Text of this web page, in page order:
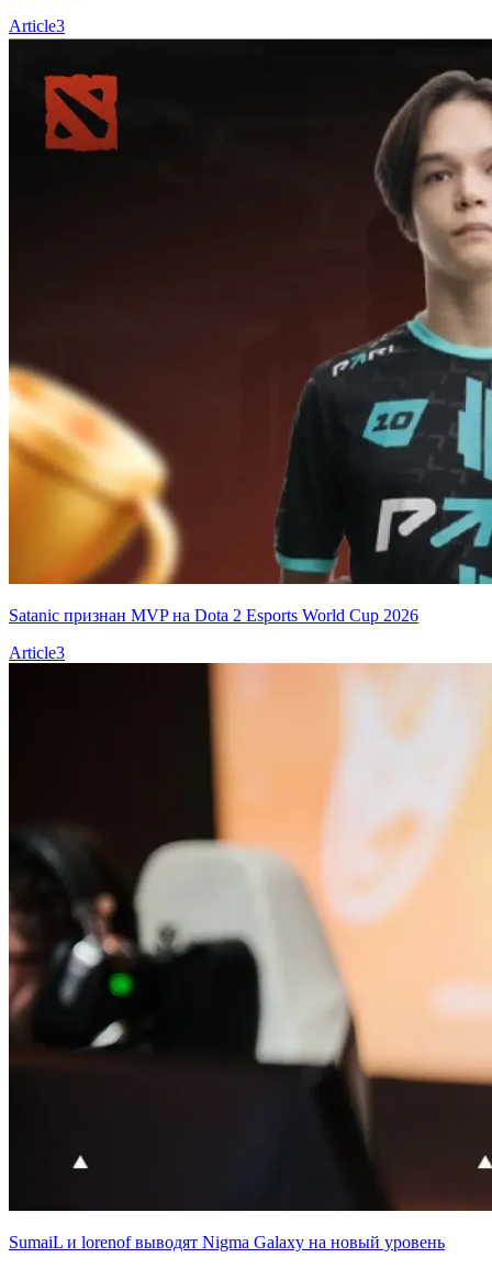
Article3
Satanic признан MVP на Dota 2 Esports World Cup 2026
Article3
SumaiL и lorenof выводят Nigma Galaxy на новый уровень